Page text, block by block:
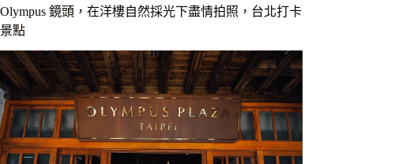
Olympus 鏡頭，在洋樓自然採光下盡情拍照，台北打卡
景點